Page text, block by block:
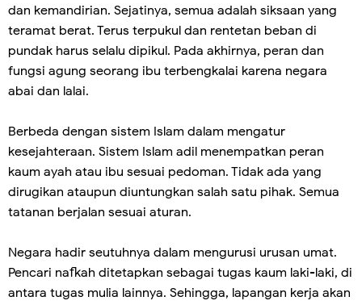
dan kemandirian. Sejatinya, semua adalah siksaan yang
teramat berat. Terus terpukul dan rentetan beban di
pundak harus selalu dipikul. Pada akhirnya, peran dan
fungsi agung seorang ibu terbengkalai karena negara
abai dan lalai.
Berbeda dengan sistem Islam dalam mengatur
kesejahteraan. Sistem Islam adil menempatkan peran
kaum ayah atau ibu sesuai pedoman. Tidak ada yang
dirugikan ataupun diuntungkan salah satu pihak. Semua
tatanan berjalan sesuai aturan.
Negara hadir seutuhnya dalam mengurusi urusan umat.
Pencari nafkah ditetapkan sebagai tugas kaum laki-laki, di
antara tugas mulia lainnya. Sehingga, lapangan kerja akan